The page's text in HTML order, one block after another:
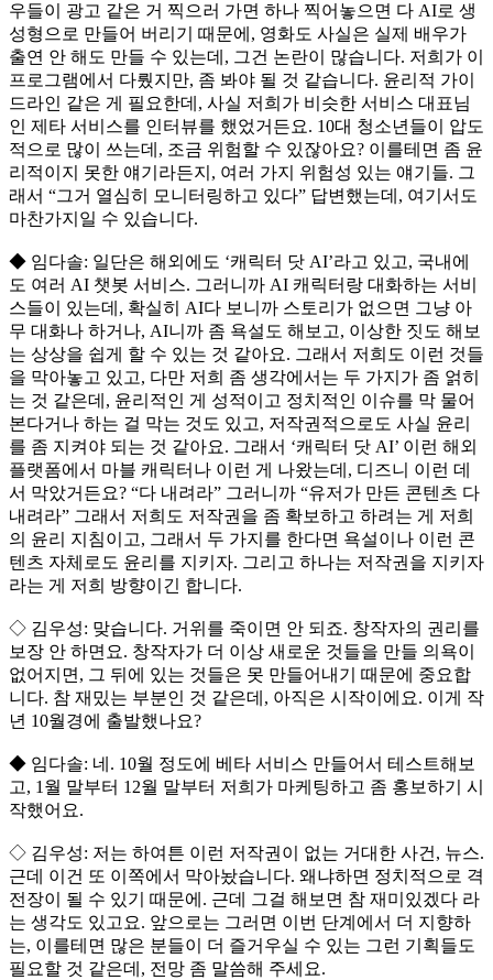
우들이 광고 같은 거 찍으러 가면 하나 찍어놓으면 다 AI로 생
성형으로 만들어 버리기 때문에, 영화도 사실은 실제 배우가
출연 안 해도 만들 수 있는데, 그건 논란이 많습니다. 저희가 이
프로그램에서 다뤘지만, 좀 봐야 될 것 같습니다. 윤리적 가이
드라인 같은 게 필요한데, 사실 저희가 비슷한 서비스 대표님
인 제타 서비스를 인터뷰를 했었거든요. 10대 청소년들이 압도
적으로 많이 쓰는데, 조금 위험할 수 있잖아요? 이를테면 좀 윤
리적이지 못한 얘기라든지, 여러 가지 위험성 있는 얘기들. 그
래서 “그거 열심히 모니터링하고 있다” 답변했는데, 여기서도
마찬가지일 수 있습니다.
◆ 임다솔: 일단은 해외에도 ‘캐릭터 닷 AI’라고 있고, 국내에
도 여러 AI 챗봇 서비스. 그러니까 AI 캐릭터랑 대화하는 서비
스들이 있는데, 확실히 AI다 보니까 스토리가 없으면 그냥 아
무 대화나 하거나, AI니까 좀 욕설도 해보고, 이상한 짓도 해보
는 상상을 쉽게 할 수 있는 것 같아요. 그래서 저희도 이런 것들
을 막아놓고 있고, 다만 저희 좀 생각에서는 두 가지가 좀 얽히
는 것 같은데, 윤리적인 게 성적이고 정치적인 이슈를 막 물어
본다거나 하는 걸 막는 것도 있고, 저작권적으로도 사실 윤리
를 좀 지켜야 되는 것 같아요. 그래서 ‘캐릭터 닷 AI’ 이런 해외
플랫폼에서 마블 캐릭터나 이런 게 나왔는데, 디즈니 이런 데
서 막았거든요? “다 내려라” 그러니까 “유저가 만든 콘텐츠 다
내려라” 그래서 저희도 저작권을 좀 확보하고 하려는 게 저희
의 윤리 지침이고, 그래서 두 가지를 한다면 욕설이나 이런 콘
텐츠 자체로도 윤리를 지키자. 그리고 하나는 저작권을 지키자
라는 게 저희 방향이긴 합니다.
◇ 김우성: 맞습니다. 거위를 죽이면 안 되죠. 창작자의 권리를
보장 안 하면요. 창작자가 더 이상 새로운 것들을 만들 의욕이
없어지면, 그 뒤에 있는 것들은 못 만들어내기 때문에 중요합
니다. 참 재밌는 부분인 것 같은데, 아직은 시작이에요. 이게 작
년 10월경에 출발했나요?
◆ 임다솔: 네. 10월 정도에 베타 서비스 만들어서 테스트해보
고, 1월 말부터 12월 말부터 저희가 마케팅하고 좀 홍보하기 시
작했어요.
◇ 김우성: 저는 하여튼 이런 저작권이 없는 거대한 사건, 뉴스.
근데 이건 또 이쪽에서 막아놨습니다. 왜냐하면 정치적으로 격
전장이 될 수 있기 때문에. 근데 그걸 해보면 참 재미있겠다 라
는 생각도 있고요. 앞으로는 그러면 이번 단계에서 더 지향하
는, 이를테면 많은 분들이 더 즐거우실 수 있는 그런 기획들도
필요할 것 같은데, 전망 좀 말씀해 주세요.